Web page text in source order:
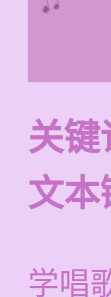
关键
文本
学唱